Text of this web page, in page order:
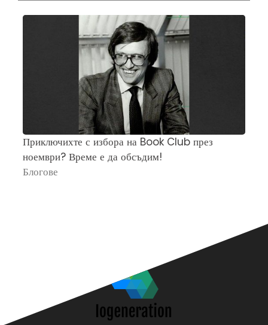
Приключихте с избора на Book Club през
ноември? Време е да обсъдим!
Блогове